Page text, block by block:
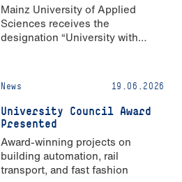
Mainz University of Applied
Sciences receives the
designation “University with
News 19.06.2026
University Council Award
Presented
Award-winning projects on
building automation, rail
transport, and fast fashion